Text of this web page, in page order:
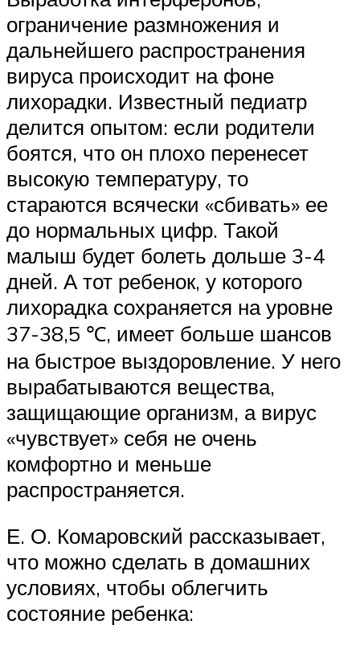
ограничение размножения и
дальнейшего распространения
вируса происходит на фоне
лихорадки. Известный педиатр
делится опытом: если родители
боятся, что он плохо перенесет
высокую температуру, то
стараются всячески «сбивать» ее
до нормальных цифр. Такой
малыш будет болеть дольше 3-4
дней. А тот ребенок, у которого
лихорадка сохраняется на уровне
37-38,5 ℃, имеет больше шансов
на быстрое выздоровление. У него
вырабатываются вещества,
защищающие организм, а вирус
«чувствует» себя не очень
комфортно и меньше
распространяется.
Е. О. Комаровский рассказывает,
что можно сделать в домашних
условиях, чтобы облегчить
состояние ребенка: